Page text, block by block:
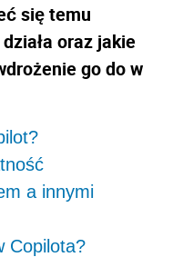
się temu
oraz jakie
go do w
a innymi
Copilota?